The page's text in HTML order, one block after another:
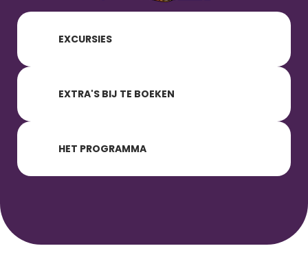
EXCURSIES
EXTRA'S BIJ TE BOEKEN
HET PROGRAMMA